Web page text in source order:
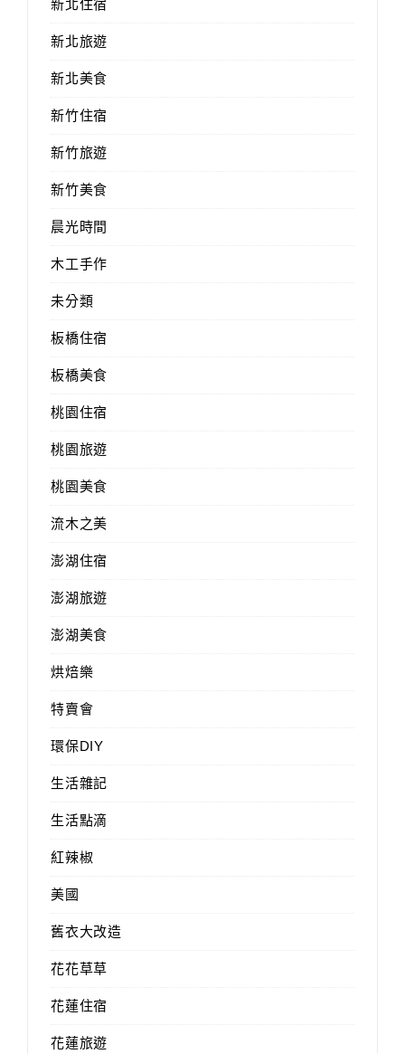
新北住宿
新北旅遊
新北美食
新竹住宿
新竹旅遊
新竹美食
晨光時間
木工手作
未分類
板橋住宿
板橋美食
桃園住宿
桃園旅遊
桃園美食
流木之美
澎湖住宿
澎湖旅遊
澎湖美食
烘焙樂
特賣會
環保DIY
生活雜記
生活點滴
紅辣椒
美國
舊衣大改造
花花草草
花蓮住宿
花蓮旅遊